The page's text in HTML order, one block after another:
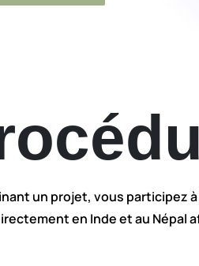
un projet, vous participez
en Inde et au Népal